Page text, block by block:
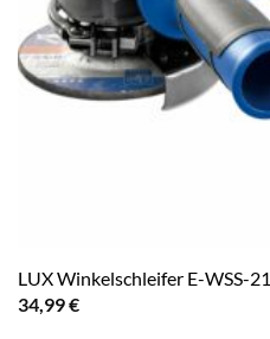
LUX Winkelschleifer E-WSS-21
34,99€